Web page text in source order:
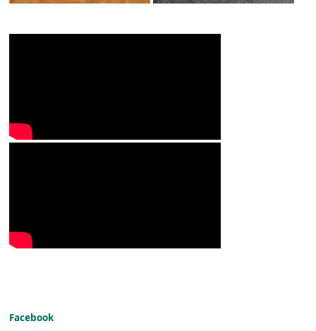
Facebook